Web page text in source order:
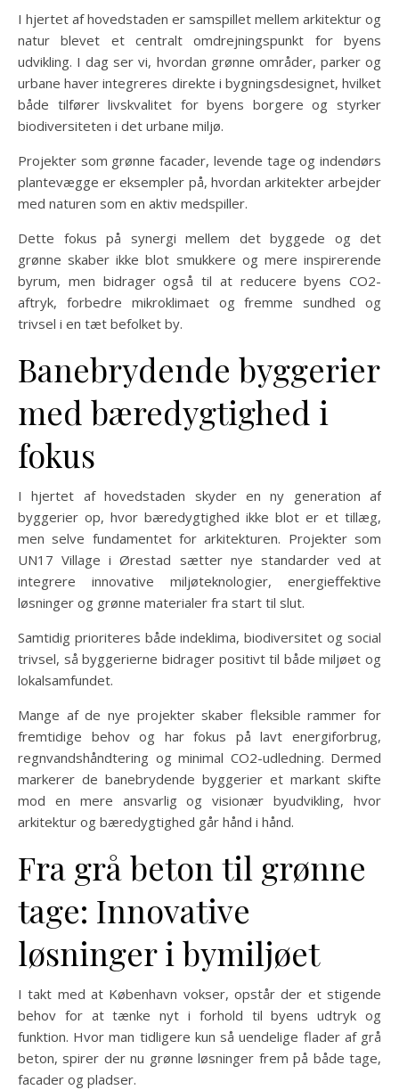
I hjertet af hovedstaden er samspillet mellem arkitektur og
natur blevet et centralt omdrejningspunkt for byens
udvikling. I dag ser vi, hvordan grønne områder, parker og
urbane haver integreres direkte i bygningsdesignet, hvilket
både tilfører livskvalitet for byens borgere og styrker
biodiversiteten i det urbane miljø.
Projekter som grønne facader, levende tage og indendørs
plantevægge er eksempler på, hvordan arkitekter arbejder
med naturen som en aktiv medspiller.
Dette fokus på synergi mellem det byggede og det
grønne skaber ikke blot smukkere og mere inspirerende
byrum, men bidrager også til at reducere byens CO2-
aftryk, forbedre mikroklimaet og fremme sundhed og
trivsel i en tæt befolket by.
Banebrydende byggerier
med bæredygtighed i
fokus
I hjertet af hovedstaden skyder en ny generation af
byggerier op, hvor bæredygtighed ikke blot er et tillæg,
men selve fundamentet for arkitekturen. Projekter som
UN17 Village i Ørestad sætter nye standarder ved at
integrere innovative miljøteknologier, energieffektive
løsninger og grønne materialer fra start til slut.
Samtidig prioriteres både indeklima, biodiversitet og social
trivsel, så byggerierne bidrager positivt til både miljøet og
lokalsamfundet.
Mange af de nye projekter skaber fleksible rammer for
fremtidige behov og har fokus på lavt energiforbrug,
regnvandshåndtering og minimal CO2-udledning. Dermed
markerer de banebrydende byggerier et markant skifte
mod en mere ansvarlig og visionær byudvikling, hvor
arkitektur og bæredygtighed går hånd i hånd.
Fra grå beton til grønne
tage: Innovative
løsninger i bymiljøet
I takt med at København vokser, opstår der et stigende
behov for at tænke nyt i forhold til byens udtryk og
funktion. Hvor man tidligere kun så uendelige flader af grå
beton, spirer der nu grønne løsninger frem på både tage,
facader og pladser.